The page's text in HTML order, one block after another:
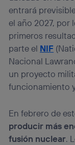
entrará
el año 2027, por
primeros
parte el NIF
Nacional
un proyecto
funcionamiento
En febrero de
producir más
fusión nuclear.